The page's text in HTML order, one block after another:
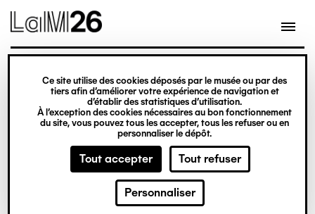
Gestion des cookies
Ce site utilise des cookies déposés par le musée ou par des
tiers afin d’améliorer votre expérience de navigation et
d’établir des statistiques d’utilisation.
À l’exception des cookies nécessaires au bon fonctionnement
du site, vous pouvez tous les accepter, tous les refuser ou en
personnaliser le dépôt.
Tout accepter Tout refuser
Personnaliser
contenu